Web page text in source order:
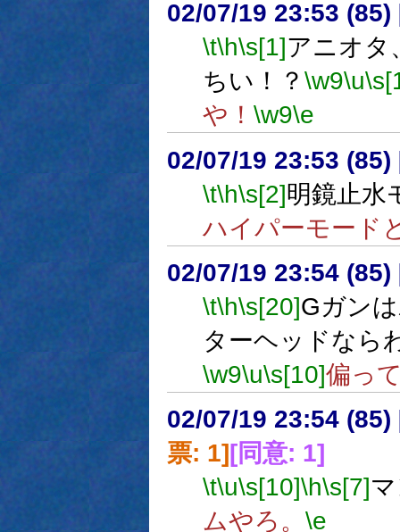
02/07/19 23:53 (85)
\t\h\s[1]アニオタ
ちい！？ \w9\u
や！ \w9\e
02/07/19 23:53 (85)
\t\h\s[2]明鏡止水
ハイパーモード
02/07/19 23:54 (85)
\t\h\s[20]Gガン
ターヘッドなら
\w9\u\s[10]偏っ
02/07/19 23:54 (85)
票: 1][同意: 1]
\t\u\s[10]\h\s[7]
ムやろ。 \e